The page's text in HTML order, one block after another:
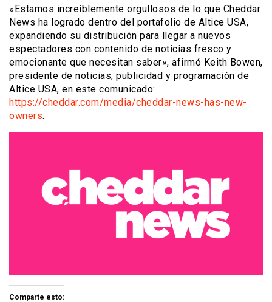
«Estamos increíblemente orgullosos de lo que Cheddar
News ha logrado dentro del portafolio de Altice USA,
expandiendo su distribución para llegar a nuevos
espectadores con contenido de noticias fresco y
emocionante que necesitan saber», afirmó Keith Bowen,
presidente de noticias, publicidad y programación de
Altice USA, en este comunicado:
https://cheddar.com/media/cheddar-news-has-new-
owners.
Comparte esto: